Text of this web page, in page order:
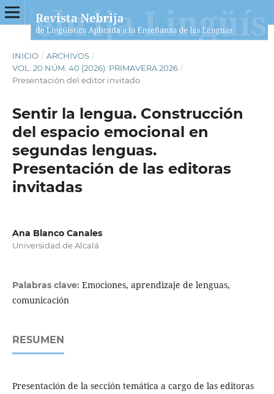
INICIO / ARCHIVOS /
VOL. 20 NÚM. 40 (2026): PRIMAVERA 2026 /
Presentación del editor invitado
Sentir la lengua. Construcción
del espacio emocional en
segundas lenguas.
Presentación de las editoras
invitadas
Ana Blanco Canales
Universidad de Alcalá
Palabras clave: Emociones, aprendizaje de lenguas,
comunicación
RESUMEN
Presentación de la sección temática a cargo de las editoras